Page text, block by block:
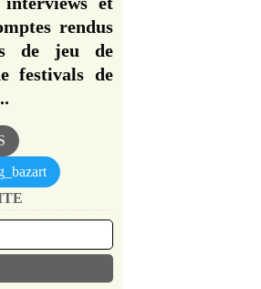
rendus
de jeu de
festivals de